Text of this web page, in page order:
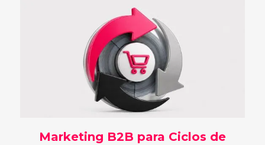
Marketing B2B para Ciclos de